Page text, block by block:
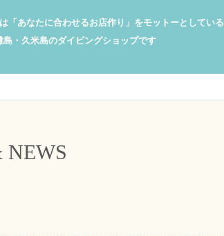
「あなたに合わせるお店作り」をモットーとしている
島・久米島のダイビングショップです